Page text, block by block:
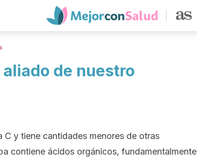
de nuestro
C y tiene cantidades menores de otras
contiene ácidos orgánicos, fundamentalmente